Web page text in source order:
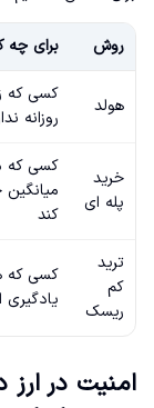
روش برای
هولد
کسی که
روزانه
خرید
پله ای
کسی که
میانگین
کند
ترید
کم
ریسک
کسی که
امنیت در ارز